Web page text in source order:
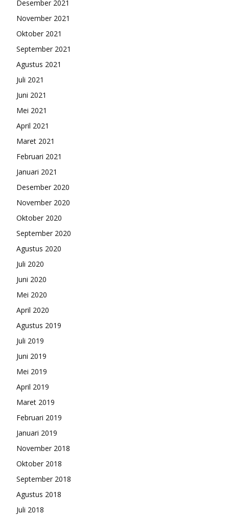
Desember 2021
November 2021
Oktober 2021
September 2021
Agustus 2021
Juli 2021
Juni 2021
Mei 2021
April 2021
Maret 2021
Februari 2021
Januari 2021
Desember 2020
November 2020
Oktober 2020
September 2020
Agustus 2020
Juli 2020
Juni 2020
Mei 2020
April 2020
Agustus 2019
Juli 2019
Juni 2019
Mei 2019
April 2019
Maret 2019
Februari 2019
Januari 2019
November 2018
Oktober 2018
September 2018
Agustus 2018
Juli 2018